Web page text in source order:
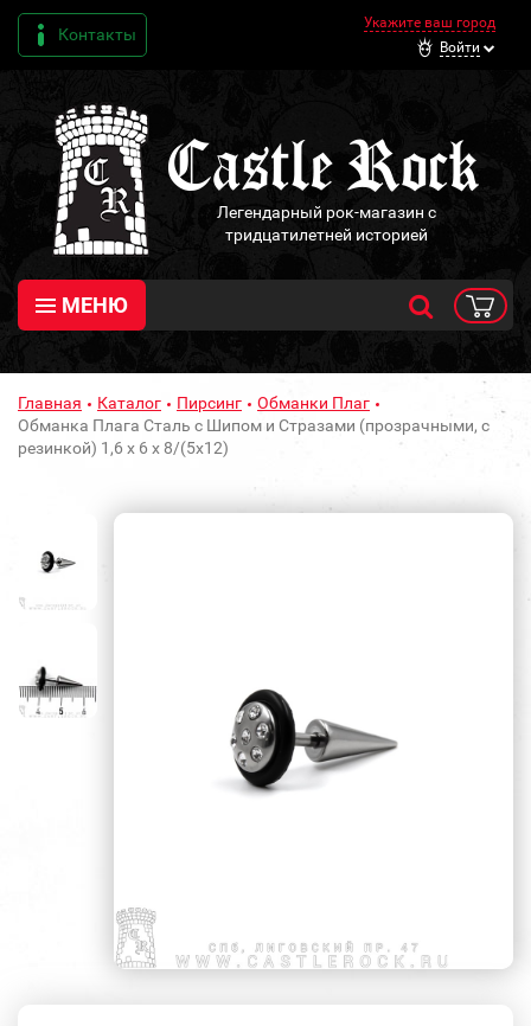
Контакты
Укажите ваш город
Войти
Легендарный рок-магазин с
тридцатилетней историей
МЕНЮ
Главная Каталог Пирсинг
Обманки Плаг
Обманка Плага Сталь с Шипом и Стразами (прозрачными, с
резинкой) 1,6 х 6 х 8/(5х12)